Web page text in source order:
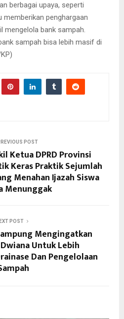
berbagai upaya, seperti
penghargaan
mengelola bank sampah.
sampah bisa lebih masif di
POST
Ketua DPRD Provinsi
Keras Praktik Sejumlah
Menahan Ijazah Siswa
Menunggak
POST
Mengingatkan
Untuk Lebih
Dan Pengelolaan